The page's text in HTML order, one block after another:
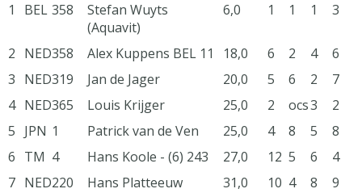
1
BEL 358
Stefan Wuyts
(Aquavit)
6,0 1 1 1 3
2 NED358 Alex Kuppens BEL 11 18,0 6 2 4
6
3 NED319 Jan de Jager 20,0 5 6 2
7
4 NED365 Louis Krijger 25,0 2 ocs3
2
5 JPN 1 Patrick van de Ven 25,0 4 8 5
8
6 TM 4 Hans Koole - (6) 243 27,0 12 5 6
4
7 NED220 Hans Platteeuw 31,0 10 4 8
9